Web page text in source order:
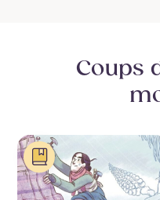
Coups